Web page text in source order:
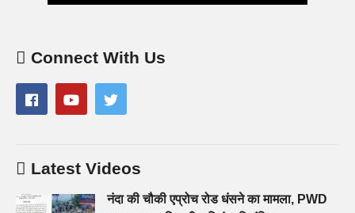
Connect With Us
Latest Videos
नंदा की चौकी एप्रोच रोड धंसने का मामला, PWD